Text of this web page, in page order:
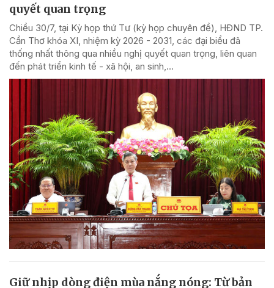
quyết quan trọng
Chiều 30/7, tại Kỳ họp thứ Tư (kỳ họp chuyên đề), HĐND TP.
Cần Thơ khóa XI, nhiệm kỳ 2026 - 2031, các đại biểu đã
thống nhất thông qua nhiều nghị quyết quan trọng, liên quan
đến phát triển kinh tế - xã hội, an sinh,...
Giữ nhịp dòng điện mùa nắng nóng: Từ bản